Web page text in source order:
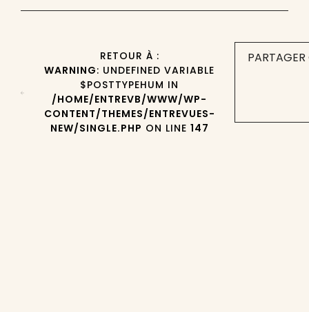
RETOUR À :
WARNING: UNDEFINED VARIABLE
$POSTTYPEHUM IN
/HOME/ENTREVB/WWW/WP-
CONTENT/THEMES/ENTREVUES-
NEW/SINGLE.PHP ON LINE 147